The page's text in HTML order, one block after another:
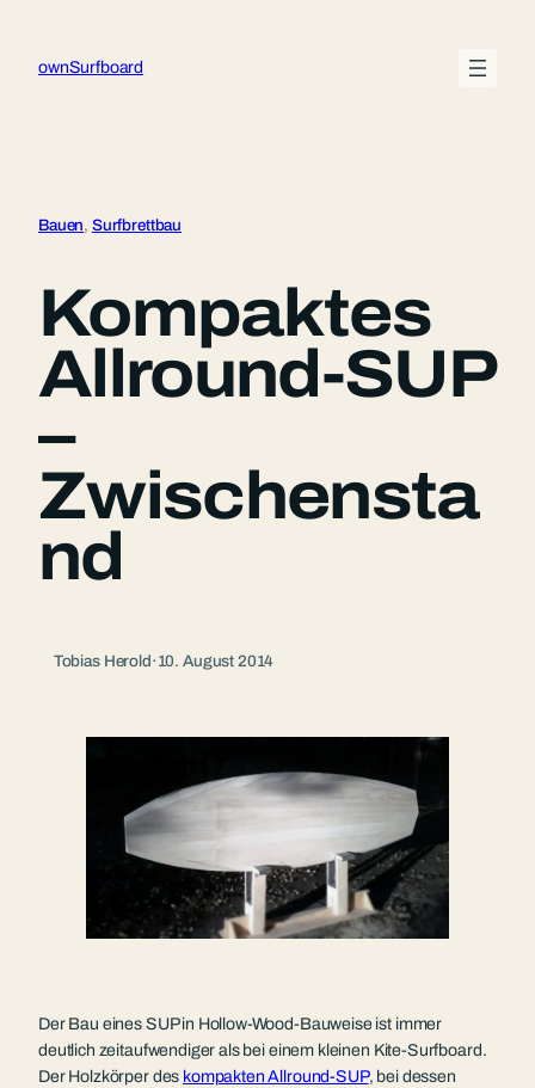
springen
ownSurfboard
Bauen, Surfbrettbau
Kompaktes
Allround-SUP
–
Zwischensta
nd
Tobias Herold· 10. August 2014
Der Bau eines SUP in Hollow-Wood-Bauweise ist immer
deutlich zeitaufwendiger als bei einem kleinen Kite-Surfboard.
Der Holzkörper des kompakten Allround-SUP, bei dessen